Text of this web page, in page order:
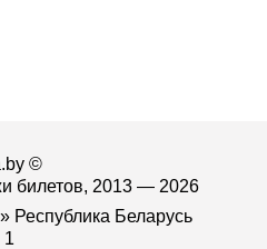
©
билетов, 2013 — 2026
Беларусь
1